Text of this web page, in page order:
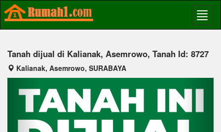
Tanah dijual di Kalianak, Asemrowo, Tanah Id: 8727
Kalianak, Asemrowo, SURABAYA